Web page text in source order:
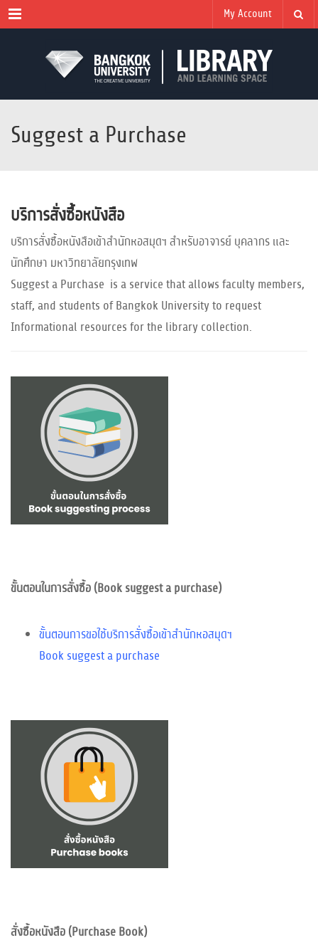
Menu My Account
Suggest a Purchase
บริการสั่งซื้อหนังสือ
บริการสั่งซื้อหนังสือเข้าสำนักหอสมุดฯ สำหรับอาจารย์ บุคลากร และ
นักศึกษา มหาวิทยาลัยกรุงเทพ
Suggest a Purchase is a service that allows faculty members,
staff, and students of Bangkok University to request
Informational resources for the library collection.
ขั้นตอนในการสั่งซื้อ (Book suggest a purchase)
ขั้นตอนการขอใช้บริการสั่งซื้อเข้าสำนักหอสมุดฯ
Book suggest a purchase
สั่งซื้อหนังสือ (Purchase Book)